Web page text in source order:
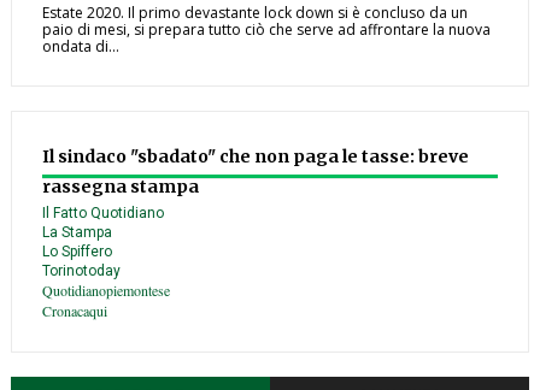
Estate 2020. Il primo devastante lock down si è concluso da un
paio di mesi, si prepara tutto ciò che serve ad affrontare la nuova
ondata di...
Il sindaco "sbadato" che non paga le tasse: breve
rassegna stampa
Il Fatto Quotidiano
La Stampa
Lo Spiffero
Torinotoday
Quotidianopiemontese
Cronacaqui